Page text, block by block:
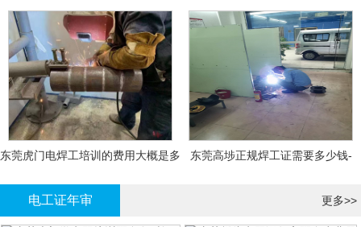
工证大概多少钱?
东莞虎门电焊工培训的费用大概是多
东莞高埗正规焊工证需要多少钱-
电工证年审 更多>>